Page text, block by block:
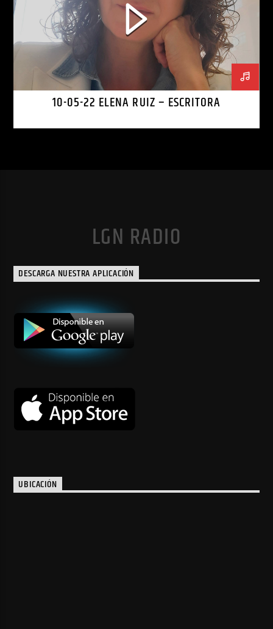
10-05-22 ELENA RUIZ – ESCRITORA
LGN RADIO
DESCARGA NUESTRA APLICACIÓN
UBICACIÓN